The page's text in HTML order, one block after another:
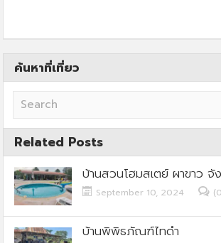
ค้นหาที่เที่ยว
Related Posts
บ้านสวนโฮมสเตย์ ผาขาว จั
September 10, 2024
บ้านพิพิธภัณฑ์ไทดำ